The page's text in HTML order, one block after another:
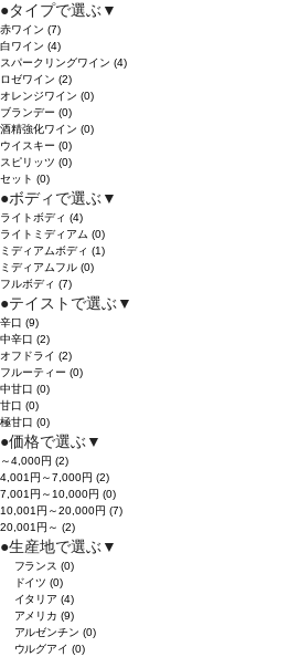
●タイプで選ぶ ▼
赤ワイン (7)
白ワイン (4)
スパークリングワイン (4)
ロゼワイン (2)
オレンジワイン (0)
ブランデー (0)
酒精強化ワイン (0)
ウイスキー (0)
スピリッツ (0)
セット (0)
●ボディで選ぶ ▼
ライトボディ (4)
ライトミディアム (0)
ミディアムボディ (1)
ミディアムフル (0)
フルボディ (7)
●テイストで選ぶ ▼
辛口 (9)
中辛口 (2)
オフドライ (2)
フルーティー (0)
中甘口 (0)
甘口 (0)
極甘口 (0)
●価格で選ぶ ▼
～4,000円 (2)
4,001円～7,000円 (2)
7,001円～10,000円 (0)
10,001円～20,000円 (7)
20,001円～ (2)
●生産地で選ぶ ▼
フランス(0)
ドイツ(0)
イタリア(4)
アメリカ(9)
アルゼンチン(0)
ウルグアイ(0)